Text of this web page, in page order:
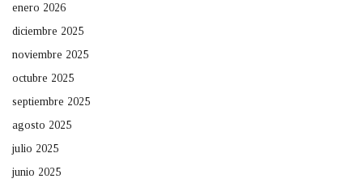
enero 2026
diciembre 2025
noviembre 2025
octubre 2025
septiembre 2025
agosto 2025
julio 2025
junio 2025